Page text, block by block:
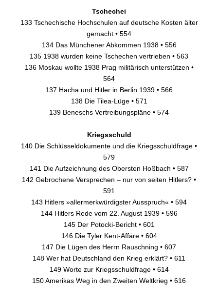
Tschechei
133 Tschechische Hochschulen auf deutsche Kosten älter
gemacht • 554
134 Das Münchener Abkommen 1938 • 556
135 1938 wurden keine Tschechen vertrieben • 563
136 Moskau wollte 1938 Prag militärisch unterstützen •
564
137 Hacha und Hitler in Berlin 1939 • 566
138 Die Tilea-Lüge • 571
139 Beneschs Vertreibungspläne • 574
Kriegsschuld
140 Die Schlüsseldokumente und die Kriegsschuldfrage •
579
141 Die Aufzeichnung des Obersten Hoßbach • 587
142 Gebrochene Versprechen – nur von seiten Hitlers? •
591
143 Hitlers »allermerkwürdigster Ausspruch« • 594
144 Hitlers Rede vom 22. August 1939 • 596
145 Der Potocki-Bericht • 601
146 Die Tyler Kent-Affäre • 604
147 Die Lügen des Herrn Rauschning • 607
148 Wer hat Deutschland den Krieg erklärt? • 611
149 Worte zur Kriegsschuldfrage • 614
150 Amerikas Weg in den Zweiten Weltkrieg • 616